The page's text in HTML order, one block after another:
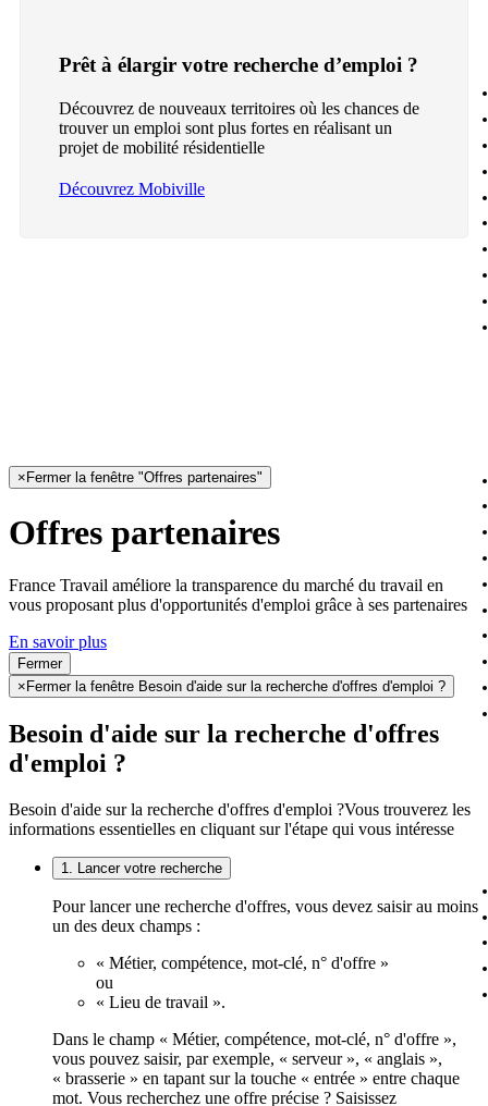
Prêt à élargir votre recherche d’emploi ?
Découvrez de nouveaux territoires où les chances de
trouver un emploi sont plus fortes en réalisant un
projet de mobilité résidentielle
Découvrez Mobiville
× Fermer la fenêtre "Offres partenaires"
Offres partenaires
France Travail améliore la transparence du marché du travail en
vous proposant plus d'opportunités d'emploi grâce à ses partenaires
En savoir plus
Fermer
× Fermer la fenêtre Besoin d'aide sur la recherche d'offres d'emploi ?
Besoin d'aide sur la recherche d'offres
d'emploi ?
Besoin d'aide sur la recherche d'offres d'emploi ?Vous trouverez les
informations essentielles en cliquant sur l'étape qui vous intéresse
1. Lancer votre recherche
Pour lancer une recherche d'offres, vous devez saisir au moins
un des deux champs :
« Métier, compétence, mot-clé, n° d'offre »
ou
« Lieu de travail ».
Dans le champ « Métier, compétence, mot-clé, n° d'offre »,
vous pouvez saisir, par exemple, « serveur », « anglais »,
« brasserie » en tapant sur la touche « entrée » entre chaque
mot. Vous recherchez une offre précise ? Saisissez